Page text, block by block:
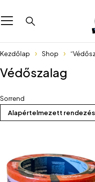
Kezdőlap Shop
Védőszalag
Sorrend
Alapértelmezett rendezés